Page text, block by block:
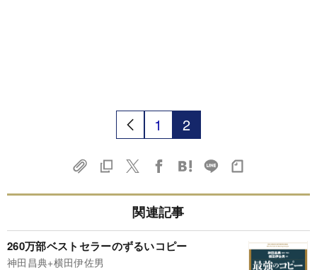
1 2
関連記事
260万部ベストセラーのずるいコピー
神田昌典+横田伊佐男